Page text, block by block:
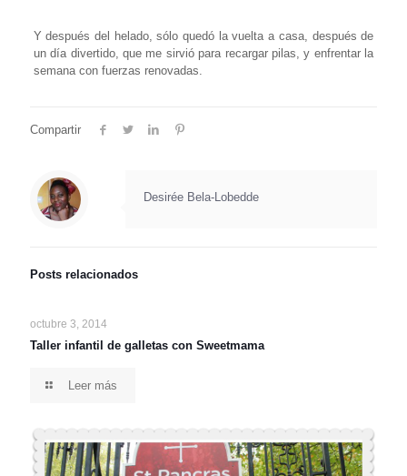
Y después del helado, sólo quedó la vuelta a casa, después de
un día divertido, que me sirvió para recargar pilas, y enfrentar la
semana con fuerzas renovadas.
Compartir
Desirée Bela-Lobedde
Posts relacionados
octubre 3, 2014
Taller infantil de galletas con Sweetmama
Leer más